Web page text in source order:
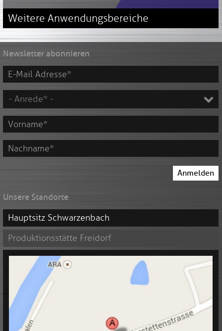
Weitere Anwendungsbereiche
Newsletter abonnieren
Mail
Adresse
*Vorname
*
Anmelden
Unsere Standorte
Hauptsitz Schwarzenbach
Produktionsstätte Freidorf